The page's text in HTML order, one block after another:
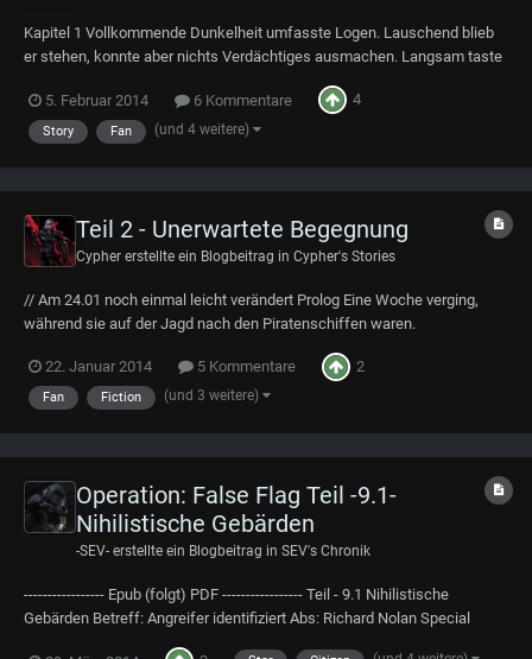
Kapitel 1 Vollkommende Dunkelheit umfasste Logen. Lauschend blieb
er stehen, konnte aber nichts Verdächtiges ausmachen. Langsam taste
anderen, bevor er sich an einem schemenhaft zu erkennenden Tisch
vorbei schob. Er wähnte sich scho...
5. Februar 2014 6 Kommentare 4
Story Fan (und 4 weitere)
Teil 2 - Unerwartete Begegnung
Cypher erstellte ein Blogbeitrag in Cypher's Stories
// Am 24.01 noch einmal leicht verändert Prolog Eine Woche verging,
während sie auf der Jagd nach den Piratenschiffen waren.
Ein Notrufsignal wurde aufgefangen, zwar nicht für ihr Geschwader
bestimmt, aber wen störte das sch...
22. Januar 2014 5 Kommentare 2
Fan Fiction (und 3 weitere)
Operation: False Flag Teil -9.1-
Nihilistische Gebärden
-SEV- erstellte ein Blogbeitrag in SEV's Chronik
----------------- Epub (folgt) PDF ----------------- Teil - 9.1 Nihilistische
Gebärden Betreff: Angreifer identifiziert Abs: Richard Nolan Special